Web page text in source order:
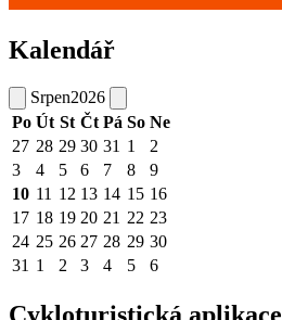
Kalendář
Srpen2026
Po Út St Čt Pá So Ne
27 28 29 30 31 1
2
3
4 5 6 7 8
9
10 11 12 13 14 15 16
17 18 19 20 21 22 23
24 25 26 27 28 29 30
31 1 2 3 4 5 6